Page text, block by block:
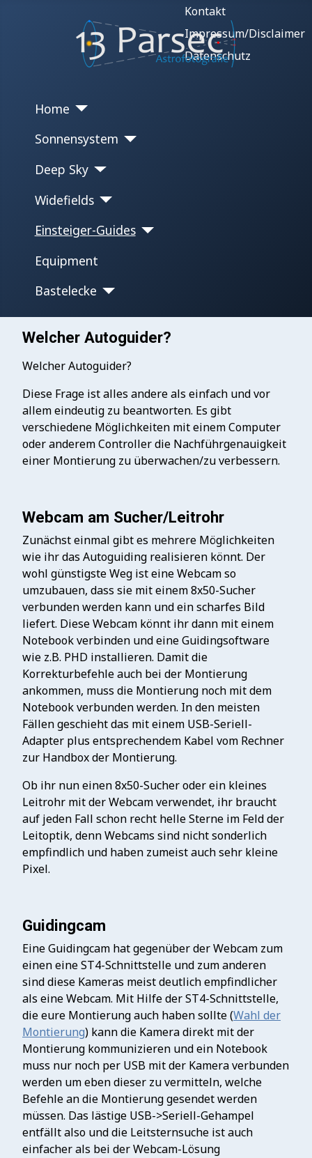
Kontakt
Impressum/Disclaimer
Datenschutz
Home
Sonnensystem
Deep Sky
Widefields
Einsteiger-Guides
Equipment
Bastelecke
Welcher Autoguider?
Welcher Autoguider?
Diese Frage ist alles andere als einfach und vor
allem eindeutig zu beantworten. Es gibt
verschiedene Möglichkeiten mit einem Computer
oder anderem Controller die Nachführgenauigkeit
einer Montierung zu überwachen/zu verbessern.
Webcam am Sucher/Leitrohr
Zunächst einmal gibt es mehrere Möglichkeiten
wie ihr das Autoguiding realisieren könnt. Der
wohl günstigste Weg ist eine Webcam so
umzubauen, dass sie mit einem 8x50-Sucher
verbunden werden kann und ein scharfes Bild
liefert. Diese Webcam könnt ihr dann mit einem
Notebook verbinden und eine Guidingsoftware
wie z.B. PHD installieren. Damit die
Korrekturbefehle auch bei der Montierung
ankommen, muss die Montierung noch mit dem
Notebook verbunden werden. In den meisten
Fällen geschieht das mit einem USB-Seriell-
Adapter plus entsprechendem Kabel vom Rechner
zur Handbox der Montierung.
Ob ihr nun einen 8x50-Sucher oder ein kleines
Leitrohr mit der Webcam verwendet, ihr braucht
auf jeden Fall schon recht helle Sterne im Feld der
Leitoptik, denn Webcams sind nicht sonderlich
empfindlich und haben zumeist auch sehr kleine
Pixel.
Guidingcam
Eine Guidingcam hat gegenüber der Webcam zum
einen eine ST4-Schnittstelle und zum anderen
sind diese Kameras meist deutlich empfindlicher
als eine Webcam. Mit Hilfe der ST4-Schnittstelle,
die eure Montierung auch haben sollte (Wahl der
Montierung) kann die Kamera direkt mit der
Montierung kommunizieren und ein Notebook
muss nur noch per USB mit der Kamera verbunden
werden um eben dieser zu vermitteln, welche
Befehle an die Montierung gesendet werden
müssen. Das lästige USB->Seriell-Gehampel
entfällt also und die Leitsternsuche ist auch
einfacher als bei der Webcam-Lösung